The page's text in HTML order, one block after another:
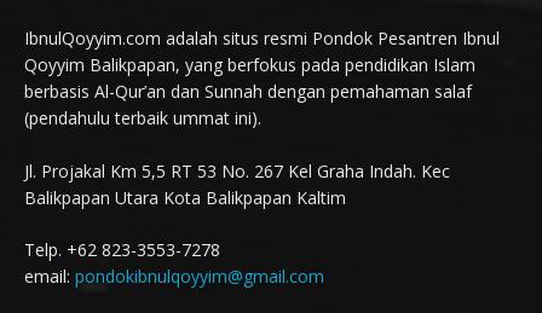
IbnulQoyyim.com adalah situs resmi Pondok Pesantren Ibnul
Qoyyim Balikpapan, yang berfokus pada pendidikan Islam
berbasis Al-Qur’an dan Sunnah dengan pemahaman salaf
(pendahulu terbaik ummat ini).
Jl. Projakal Km 5,5 RT 53 No. 267 Kel Graha Indah. Kec
Balikpapan Utara Kota Balikpapan Kaltim
Telp. +62 823-3553-7278
email: pondokibnulqoyyim@gmail.com